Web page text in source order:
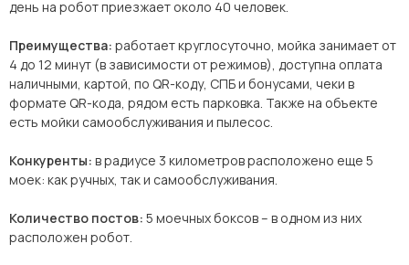
день на робот приезжает около 40 человек.
Преимущества: работает круглосуточно, мойка занимает от
4 до 12 минут (в зависимости от режимов), доступна оплата
наличными, картой, по QR-коду, СПБ и бонусами, чеки в
формате QR-кода, рядом есть парковка. Также на объекте
есть мойки самообслуживания и пылесос.
Конкуренты: в радиусе 3 километров расположено еще 5
моек: как ручных, так и самообслуживания.
Количество постов: 5 моечных боксов – в одном из них
расположен робот.